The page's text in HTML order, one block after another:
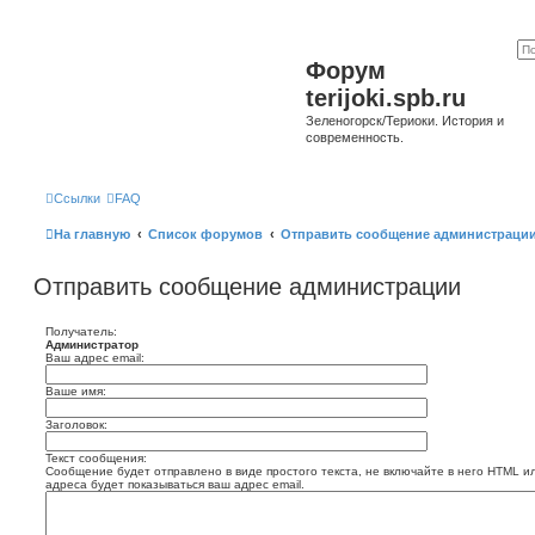
Форум
terijoki.spb.ru
Зеленогорск/Териоки. История и
современность.
Ссылки FAQ
На главную Список форумов Отправить сообщение
Отправить сообщение администрации
Получатель:
Администратор
Ваш адрес email:
Ваше имя:
Заголовок:
Текст сообщения:
Сообщение будет отправлено в виде простого текста, не включайте в него HTML
адреса будет показываться ваш адрес email.